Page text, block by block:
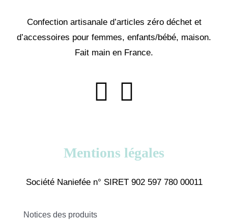
Confection artisanale d’articles zéro déchet et
d’accessoires pour femmes, enfants/bébé, maison.
Fait main en France.
Mentions légales
Société Naniefée n° SIRET 902 597 780 00011
Notices des produits